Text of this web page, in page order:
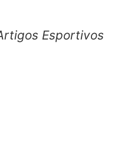
Esportivos